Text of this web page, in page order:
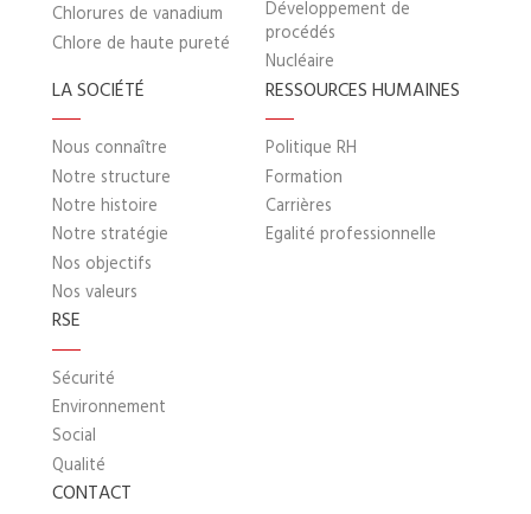
Chlorures de vanadium
Chlore de haute pureté
Développement de
procédés
Nucléaire
LA SOCIÉTÉ
Nous connaître
Notre structure
Notre histoire
Notre stratégie
Nos objectifs
Nos valeurs
RESSOURCES HUMAINES
Politique RH
Formation
Carrières
Egalité professionnelle
RSE
Sécurité
Environnement
Social
Qualité
CONTACT